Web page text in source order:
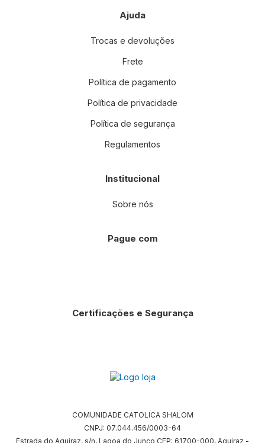
Ajuda
Trocas e devoluções
Frete
Política de pagamento
Política de privacidade
Política de segurança
Regulamentos
Institucional
Sobre nós
Pague com
Certificações e Segurança
COMUNIDADE CATOLICA SHALOM
CNPJ: 07.044.456/0003-64
Estrada do Aquiraz, s/n, Lagoa do Junco CEP: 61700-000, Aquiraz -